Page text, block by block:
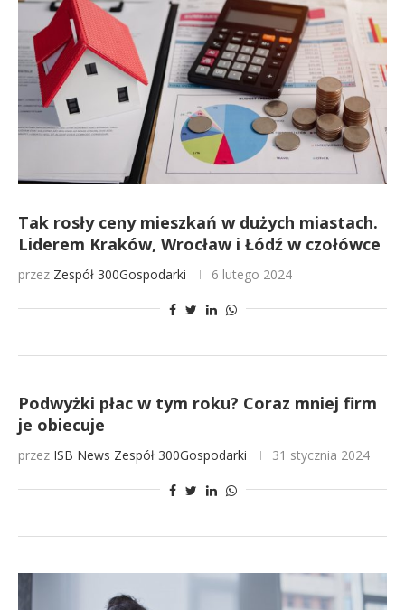
Tak rosły ceny mieszkań w dużych miastach.
Liderem Kraków, Wrocław i Łódź w czołówce
przez Zespół 300Gospodarki 6 lutego 2024
Podwyżki płac w tym roku? Coraz mniej firm
je obiecuje
przez ISB News Zespół 300Gospodarki 31 stycznia 2024